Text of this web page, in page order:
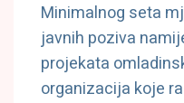
Minimalnog seta
javnih poziva
projekata
organizacija koje